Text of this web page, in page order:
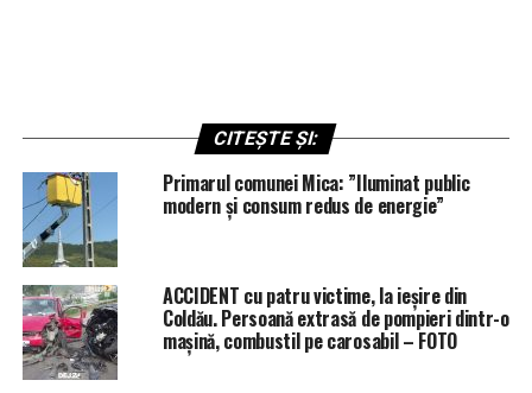
CITEȘTE ȘI:
Primarul comunei Mica: ”Iluminat public
modern și consum redus de energie”
ACCIDENT cu patru victime, la ieșire din
Coldău. Persoană extrasă de pompieri dintr-o
mașină, combustil pe carosabil – FOTO